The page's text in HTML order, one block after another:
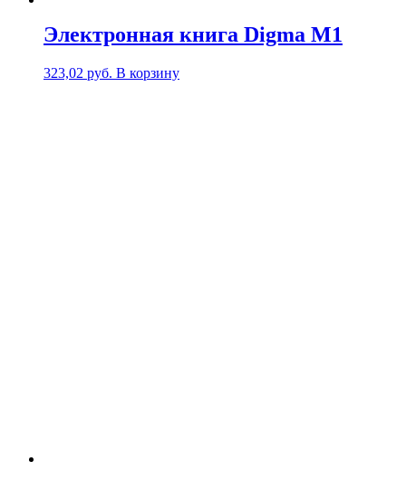
Электронная книга Digma M1
323,02 руб. В корзину